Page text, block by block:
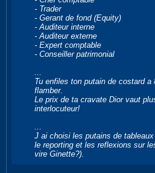
- Trader
- Gerant de fond (Equity)
- Auditeur interne
- Auditeur externe
- Expert comptable
- Conseiller patrimonial
...
Tu enfiles ton putain de costard a
flamber.
Le prix de ta cravate Dior vaut
interlocuteur!
...
J ai choisi les putains de
le reporting et les reflexions sur
vire Ginette?).